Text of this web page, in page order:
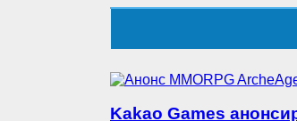
Kakao Games